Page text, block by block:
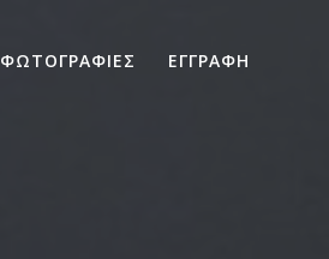
ΦΩΤΟΓΡΑΦΙΕΣ ΕΓΓΡΑΦΗ